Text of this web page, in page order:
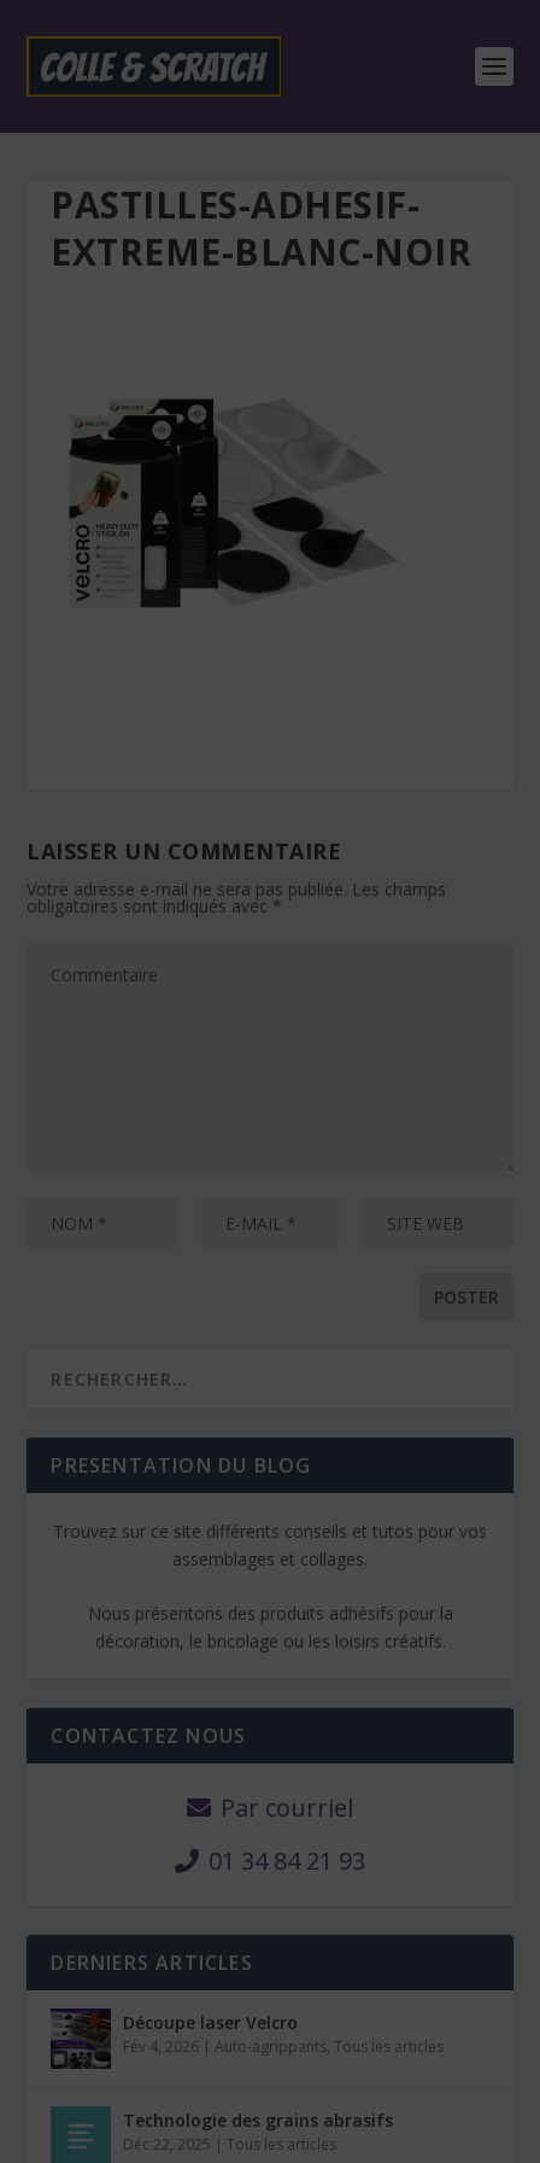
PASTILLES-ADHESIF-
EXTREME-BLANC-NOIR
LAISSER UN COMMENTAIRE
Votre adresse e-mail ne sera pas publiée. Les champs
obligatoires sont indiqués avec *
PRESENTATION DU BLOG
Trouvez sur ce site différents conseils et tutos pour vos
assemblages et collages.
Nous présentons des produits adhésifs pour la
décoration, le bricolage ou les loisirs créatifs.
CONTACTEZ NOUS
Par courriel
01 34 84 21 93
DERNIERS ARTICLES
Découpe laser Velcro
Fév 4, 2026 |Auto-agrippants,Tous les articles
Technologie des grains abrasifs
Déc 22, 2025 |Tous les articles